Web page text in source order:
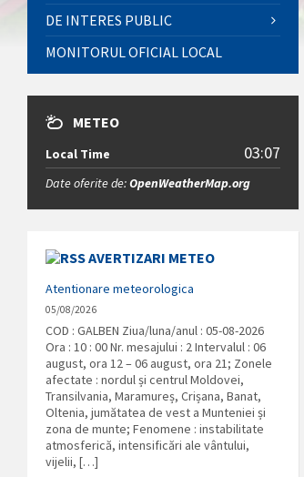
DE INTERES PUBLIC
MONITORUL OFICIAL LOCAL
METEO
Local Time 03:07
Date oferite de:OpenWeatherMap.org
AVERTIZARI METEO
Atentionare meteorologica
05/08/2026
COD : GALBEN Ziua/luna/anul : 05-08-2026
Ora : 10 : 00 Nr. mesajului : 2 Intervalul : 06
august, ora 12 – 06 august, ora 21; Zonele
afectate : nordul și centrul Moldovei,
Transilvania, Maramureș, Crișana, Banat,
Oltenia, jumătatea de vest a Munteniei și
zona de munte; Fenomene : instabilitate
atmosferică, intensificări ale vântului,
vijelii, […]